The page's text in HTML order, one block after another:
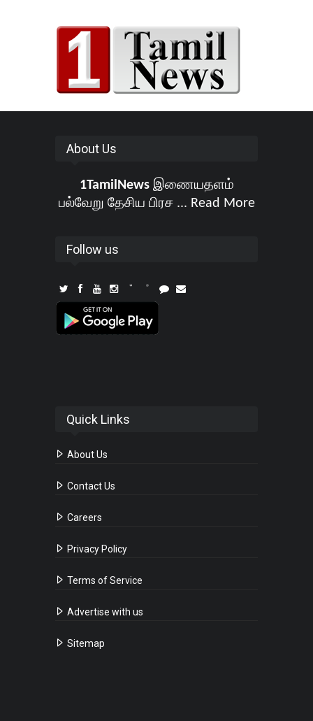
About Us
1TamilNewsஇணையதளம்
பல்வேறு தேசிய பிரச ... Read More
Follow us
Quick Links
About Us
Contact Us
Careers
Privacy Policy
Terms of Service
Advertise with us
Sitemap